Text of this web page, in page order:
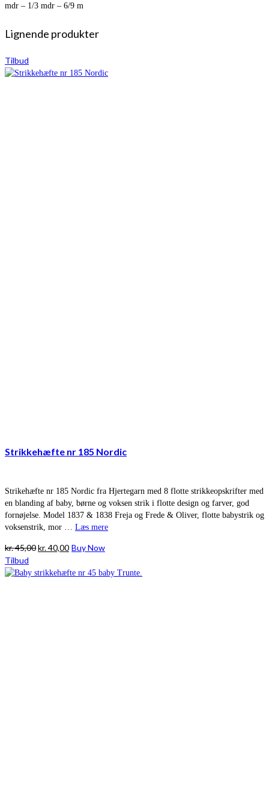
mdr – 1/3 mdr – 6/9 m
Lignende produkter
Tilbud
Strikkehæfte nr 185 Nordic
Strikehæfte nr 185 Nordic fra Hjertegarn med 8 flotte strikkeopskrifter med
en blanding af baby, børne og voksen strik i flotte design og farver, god
fornøjelse. Model 1837 & 1838 Freja og Frede & Oliver, flotte babystrik og
voksenstrik, mor … Læs mere
kr.45,00Den
pris
kr.40,00Den
pris
Buy Now
Tilbud